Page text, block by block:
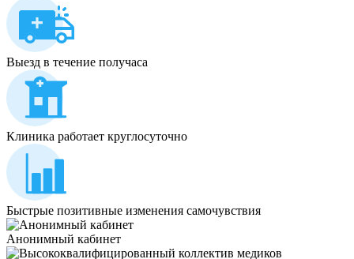
Выезд в течение получаса
Клиника работает круглосуточно
Быстрые позитивные изменения самочувствия
Анонимный кабинет